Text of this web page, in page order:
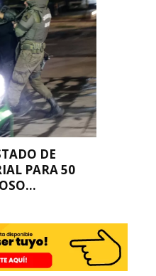
DE
PARA 50